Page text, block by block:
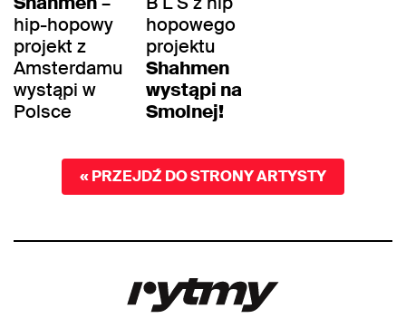
hip-hopowy
projekt z
Amsterdamu
wystąpi w
Polsce
hopowego
projektu
Shahmen
wystąpi na
Smolnej!
« PRZEJDŹ DO STRONY ARTYSTY